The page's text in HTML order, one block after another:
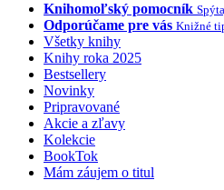
Knihomoľský pomocník
Odporúčame pre vás Knižné
Všetky knihy
Knihy roka 2025
Bestsellery
Novinky
Pripravované
Akcie a zľavy
Kolekcie
BookTok
Mám záujem o titul